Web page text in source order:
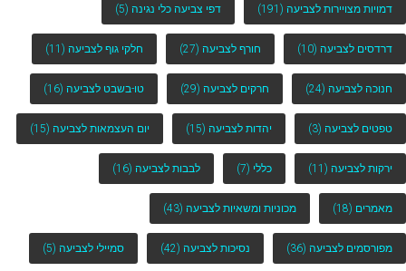
דמויות מצויירות לצביעה (191) דפי צביעה כלי נגינה (5)
דרדסים לצביעה (10) חורף לצביעה (27) חלקי גוף לצביעה (11)
חנוכה לצביעה (24) חרקים לצביעה (29) טו-בשבט לצביעה (16)
טפטים לצביעה (3) יהדות לצביעה (15) יום העצמאות לצביעה (15)
ירקות לצביעה (11) כללי (7) לבבות לצביעה (16)
מאמרים (18) מכוניות ומשאיות לצביעה (43)
מפורסמים לצביעה (36) נסיכות לצביעה (42) סמיילי לצביעה (5)